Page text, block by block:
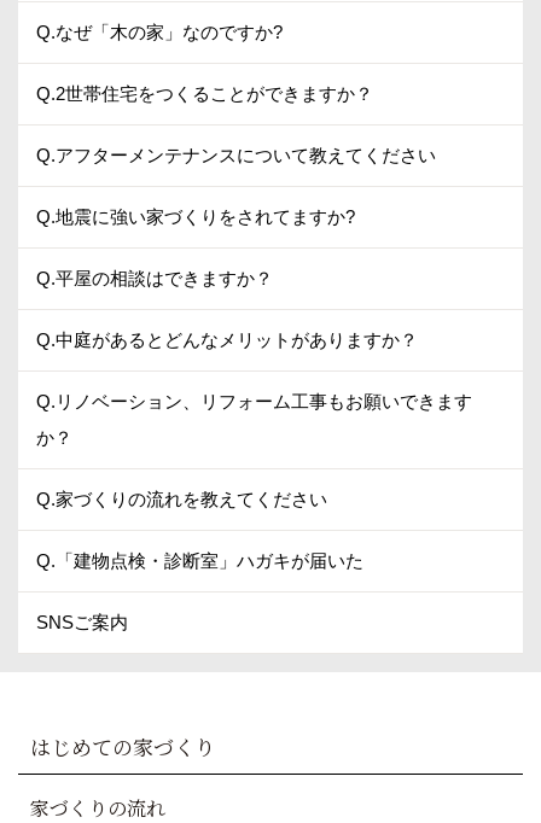
Q.なぜ「木の家」なのですか?
Q.2世帯住宅をつくることができますか？
Q.アフターメンテナンスについて教えてください
Q.地震に強い家づくりをされてますか?
Q.平屋の相談はできますか？
Q.中庭があるとどんなメリットがありますか？
Q.リノベーション、リフォーム工事もお願いできます
か？
Q.家づくりの流れを教えてください
Q.「建物点検・診断室」ハガキが届いた
SNSご案内
はじめての家づくり
家づくりの流れ